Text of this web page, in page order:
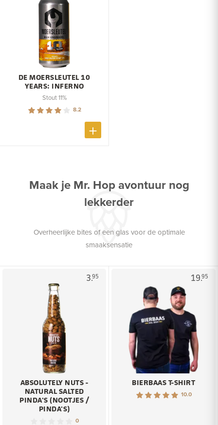
DE MOERSLEUTEL 10
YEARS: INFERNO
Stout 11%
8.2
Maak je Mr. Hop avontuur nog
lekkerder
Overheerlijke bites of een glas voor de optimale
smaaksensatie
3.95
ABSOLUTELY NUTS -
NATURAL SALTED
PINDA'S (NOOTJES /
PINDA'S)
0
19.95
BIERBAAS T-SHIRT
10.0